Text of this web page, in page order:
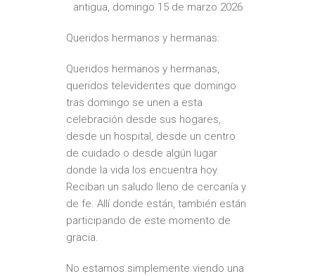
antigua, domingo 15 de marzo 2026
Queridos hermanos y hermanas:
Queridos hermanos y hermanas,
queridos televidentes que domingo
tras domingo se unen a esta
celebración desde sus hogares,
desde un hospital, desde un centro
de cuidado o desde algún lugar
donde la vida los encuentra hoy.
Reciban un saludo lleno de cercanía y
de fe. Allí donde están, también están
participando de este momento de
gracia.
No estamos simplemente viendo una